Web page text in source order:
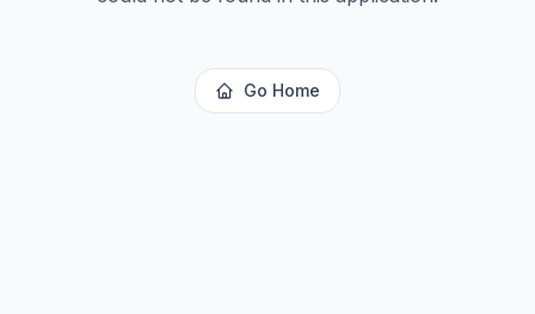
Go Home